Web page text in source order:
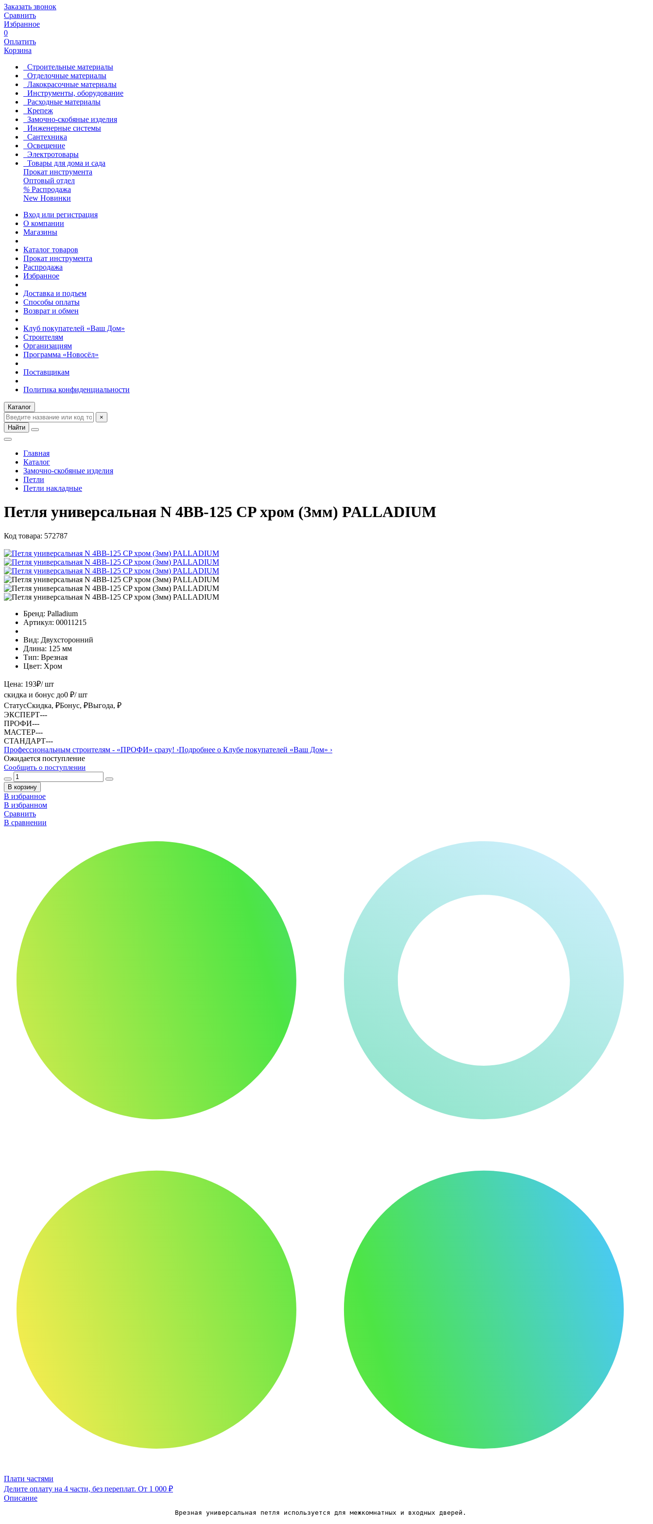
Заказать звонок
Сравнить
Избранное
0
Оплатить
Корзина
Строительные материалы
Отделочные материалы
Лакокрасочные материалы
Инструменты, оборудование
Расходные материалы
Крепеж
Замочно-скобяные изделия
Инженерные системы
Сантехника
Освещение
Электротовары
Товары для дома и сада
Прокат инструмента
Оптовый отдел
% Распродажа
New Новинки
Вход или регистрация
О компании
Магазины
Каталог товаров
Прокат инструмента
Распродажа
Избранное
Доставка и подъем
Способы оплаты
Возврат и обмен
Клуб покупателей «Ваш Дом»
Строителям
Организациям
Программа «Новосёл»
Поставщикам
Политика конфиденциальности
Каталог
×
Найти
Главная
Каталог
Замочно-скобяные изделия
Петли
Петли накладные
Петля универсальная N 4BB-125 CP хром (3мм) PALLADIUM
Код товара: 572787
Бренд: Palladium
Артикул: 00011215
Вид: Двухсторонний
Длина: 125 мм
Тип: Врезная
Цвет: Хром
Цена: 193₽/ шт
скидка и бонус до0 ₽/ шт
СтатусСкидка, ₽Бонус, ₽Выгода, ₽
ЭКСПЕРТ---
ПРОФИ---
МАСТЕР---
СТАНДАРТ---
Профессиональным строителям - «ПРОФИ» сразу! ›Подробнее о Клубе покупателей «Ваш Дом» ›
Ожидается поступление
Сообщить о поступлении
В корзину
В избранное
В избранном
Сравнить
В сравнении
Плати частями
Делите оплату на 4 части, без переплат. От 1 000 ₽
Описание
                                            Врезная универсальная петля используется для межкомнатных и входных дверей.